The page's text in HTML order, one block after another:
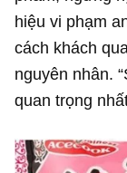
hiệu vi phạm
cách khách
nguyên nhân.
quan trọng